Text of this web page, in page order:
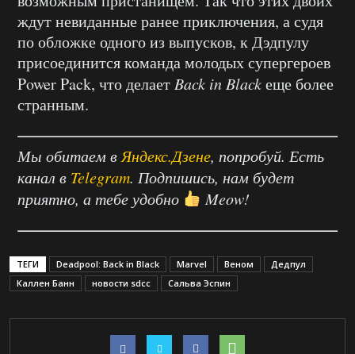
ждут невиданные ранее приключения, а судя
по обложке одного из выпусков, к Дэдпулу
присоединится команда молодых супергероев
Power Pack, что делает Back in Blackеще более
странным.
Мы обитаем в Яндекс.Дзене, попробуй. Есть
канал в Telegram. Подпишись, нам будет
приятно, а тебе удобно
Meow!
ТЕГИ Deadpool: Back in Black Marvel Веном
Дедпул
Каллен Банн
новости sdcc Сальва Эспин